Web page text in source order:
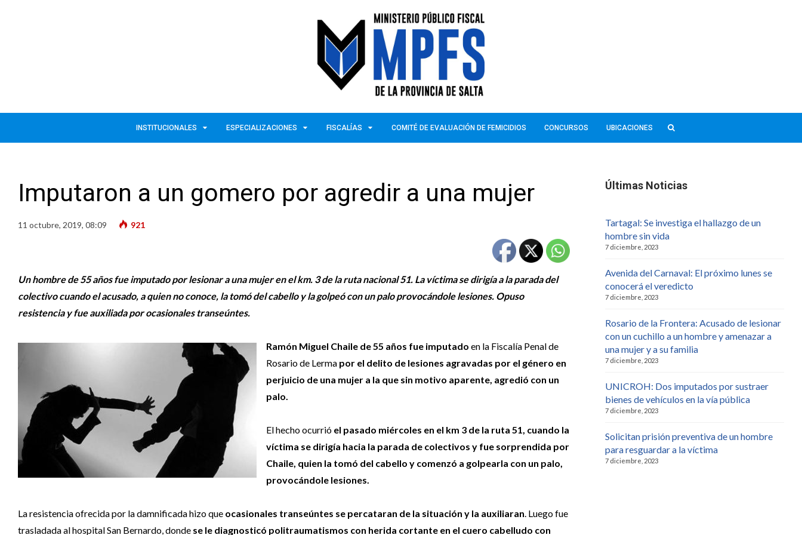
INSTITUCIONALES ESPECIALIZACIONES FISCALÍAS COMITÉ DE EVALUACIÓN DE FEMICIDIOS CONCURSOS UBICACIONES
Imputaron a un gomero por agredir a una mujer
11 octubre, 2019, 08:09 921
Un hombre de 55 años fue imputado por lesionar a una mujer en el km. 3 de la ruta nacional 51. La víctima se dirigía a la parada del
colectivo cuando el acusado, a quien no conoce, la tomó del cabello y la golpeó con un palo provocándole lesiones. Opuso
resistencia y fue auxiliada por ocasionales transeúntes.
Ramón Miguel Chaile de 55 años fue imputado en la Fiscalía Penal de
Rosario de Lerma por el delito de lesiones agravadas por el género en
perjuicio de una mujer a la que sin motivo aparente, agredió con un
palo.
El hecho ocurrió el pasado miércoles en el km 3 de la ruta 51, cuando la
víctima se dirigía hacia la parada de colectivos y fue sorprendida por
Chaile, quien la tomó del cabello y comenzó a golpearla con un palo,
provocándole lesiones.
La resistencia ofrecida por la damnificada hizo que ocasionales transeúntes se percataran de la situación y la auxiliaran . Luego fue
trasladada al hospital San Bernardo, donde se le diagnosticó politraumatismos con herida cortante en el cuero cabelludo con
Últimas Noticias
Tartagal: Se investiga el hallazgo de un
hombre sin vida
7 diciembre, 2023
Avenida del Carnaval: El próximo lunes se
conocerá el veredicto
7 diciembre, 2023
Rosario de la Frontera: Acusado de lesionar
con un cuchillo a un hombre y amenazar a
una mujer y a su familia
7 diciembre, 2023
UNICROH: Dos imputados por sustraer
bienes de vehículos en la vía pública
7 diciembre, 2023
Solicitan prisión preventiva de un hombre
para resguardar a la víctima
7 diciembre, 2023